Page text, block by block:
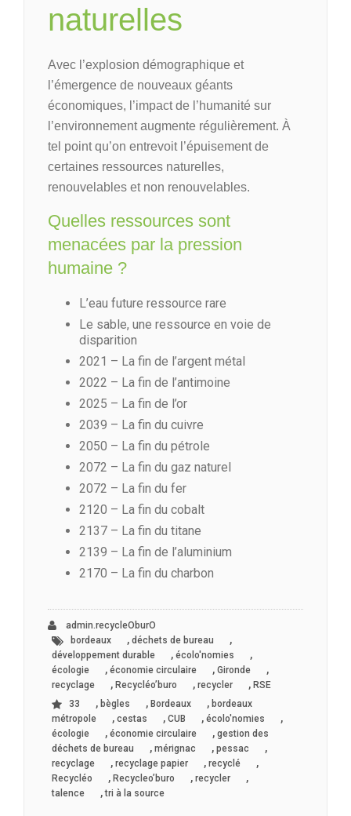
naturelles
Avec l’explosion démographique et
l’émergence de nouveaux géants
économiques, l’impact de l’humanité sur
l’environnement augmente régulièrement. À
tel point qu’on entrevoit l’épuisement de
certaines ressources naturelles,
renouvelables et non renouvelables.
Quelles ressources sont
menacées par la pression
humaine ?
L’eau future ressource rare
Le sable, une ressource en voie de
disparition
2021 – La fin de l’argent métal
2022 – La fin de l’antimoine
2025 – La fin de l’or
2039 – La fin du cuivre
2050 – La fin du pétrole
2072 – La fin du gaz naturel
2072 – La fin du fer
2120 – La fin du cobalt
2137 – La fin du titane
2139 – La fin de l’aluminium
2170 – La fin du charbon
admin.recycleOburO
bordeaux
, déchets de bureau ,
développement durable , écolo'nomies ,
écologie , économie circulaire , Gironde ,
recyclage , Recycléo’buro , recycler , RSE
33
, bègles , Bordeaux , bordeaux
métropole
, cestas , CUB , écolo'nomies ,
écologie , économie circulaire , gestion des
déchets de bureau
, mérignac , pessac ,
recyclage , recyclage papier , recyclé ,
Recycléo , Recycleo’buro , recycler ,
talence ,tri à la source